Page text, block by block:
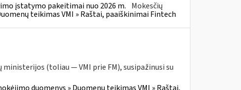
įstatymo pakeitimai nuo 2026 m. Mokesčių
teikimas VMI » Raštai, paaiškinimai Fintech
(toliau — VMI prie FM), susipažinusi su